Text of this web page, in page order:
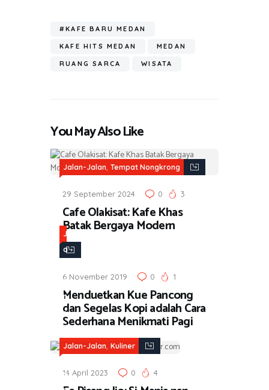
ok A
p
a
m
ar
e
#KAFE BARU MEDAN
KAFE HITS MEDAN MEDAN
RUANG SARCA WISATA
You May Also Like
Jalan-Jalan, Tempat Nongkrong
29 September 2024 0 3
Cafe Olakisat: Kafe Khas
Batak Bergaya Modern
J
a
a
n
-
J
a
a
6 November 2019 0 1
Menduetkan Kue Pancong
dan Segelas Kopi adalah Cara
Sederhana Menikmati Pagi
Jalan-Jalan, Kuliner
14 April 2023 0 4